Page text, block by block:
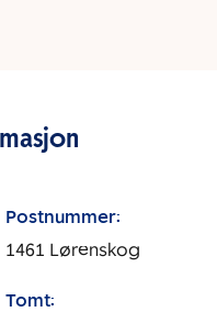
Postnummer:
1461 Lørenskog
Tomt: